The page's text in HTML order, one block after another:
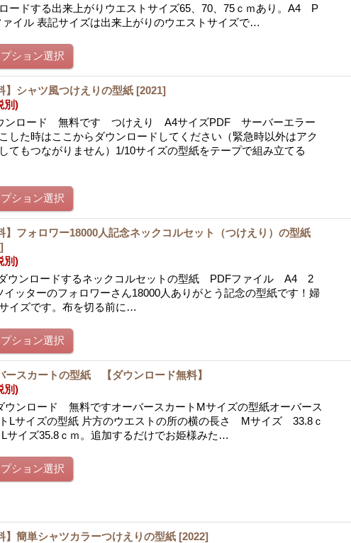
ードする出来上がりウエストサイズ65、70、75ｃｍあり。A4 P
ァイル 表記サイズは出来上がりのウエストサイズで…
】シャツ風つけえりの型紙 [2021]
別)
ンロード 無料です つけえり A4サイズPDF サーバーエラー
した時はここからダウンロードしてください（緊急時以外はアク
てもつながりません）1/10サイズの型紙をテープで組み立てる
】フォロワー18000人記念ネックコルセット（つけえり）の型紙
]
別)
ンロードするネックコルセットの型紙 PDFファイル A4 2
ッターのフォロワーさん18000人ありがとう記念の型紙です！婦
イズです。布を切る前に…
ースカートの型紙 【ダウンロード無料】
別)
ンロード 無料ですオーバースカートMサイズの型紙オーバース
Lサイズの型紙 片方のウエストの所の横の長さ Mサイズ 33.8ｃ
Lサイズ35.8ｃｍ。追加するだけでお姫様みた…
】簡単シャツカラーつけえりの型紙 [2022]